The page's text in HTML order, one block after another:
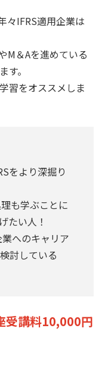
々IFRS適用企業は
M＆Aを進めている
す。
習をオススメしま
をより深掘り
も学ぶことに
たい人！
業へのキャリア
討している
受講料10,000円